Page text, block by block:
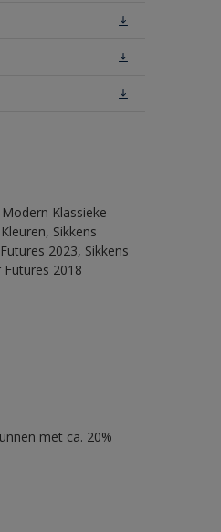
Klassieke
Sikkens
2023, Sikkens
Futures 2018
met ca. 20%